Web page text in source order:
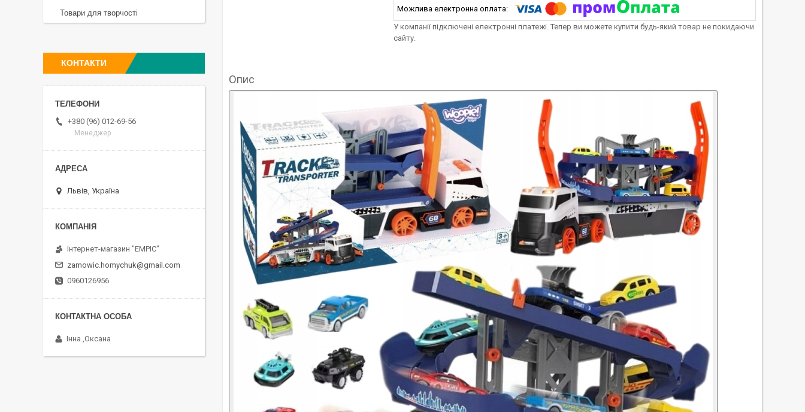
У компанії підключені електронні платежі. Тепер ви можете купити будь-який товар не покидаючи
сайту.
Опис
Товари для творчості
КОНТАКТИ
+380 (96) 012-69-56
Менеджер
Львів, Україна
Інтернет-магазин "EMPIC"
zamowic.homychuk@gmail.com
0960126956
Інна ,Оксана